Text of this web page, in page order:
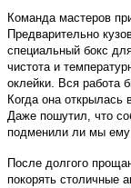
Команда мастеров
Предварительно
специальный бокс
чистота и
оклейки. Вся работа
Когда она открылась
Даже пошутил, что
подменили ли мы
После долгого
покорять столичные